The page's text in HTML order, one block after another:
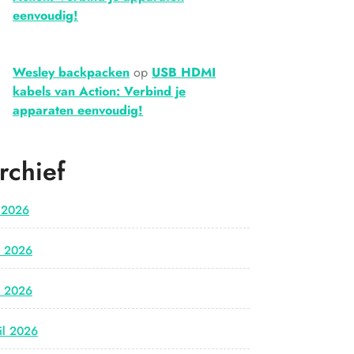
eenvoudig!
Wesley backpacken op USB HDMI
kabels van Action: Verbind je
apparaten eenvoudig!
2026
2026
2026